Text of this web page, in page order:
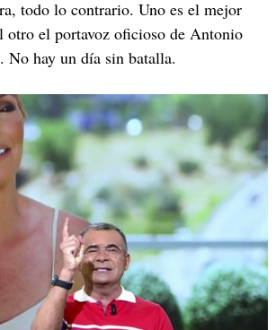
todo lo contrario. Uno es el mejor
otro el portavoz oficioso de Antonio
No hay un día sin batalla.